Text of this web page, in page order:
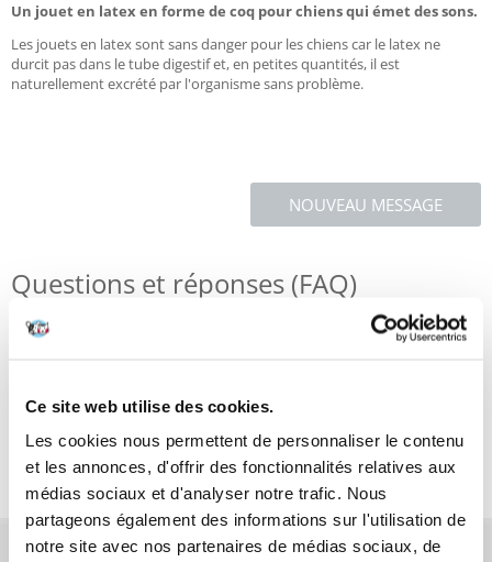
Ce site web utilise des cookies.
Les cookies nous permettent de personnaliser le contenu
et les annonces, d'offrir des fonctionnalités relatives aux
médias sociaux et d'analyser notre trafic. Nous
partageons également des informations sur l'utilisation de
notre site avec nos partenaires de médias sociaux, de
Un jouet en latex en forme de coq pour chiens qui émet des sons.
Les jouets en latex sont sans danger pour les chiens car le latex ne
durcit pas dans le tube digestif et, en petites quantités, il est
naturellement excrété par l'organisme sans problème.
NOUVEAU MESSAGE
Questions et réponses (FAQ)
Critiques
Photos supplémentaires